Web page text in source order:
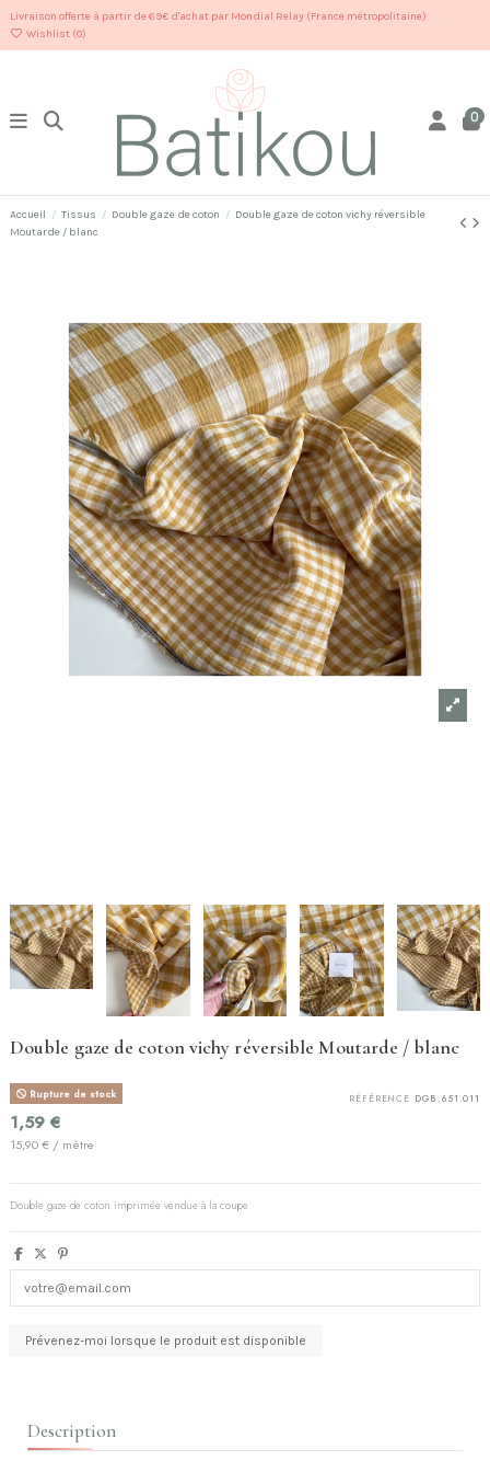
Livraison offerte à partir de 69€ d'achat par Mondial Relay (France métropolitaine)
Wishlist (0)
0
Accueil Tissus Double gaze de coton
Double gaze de coton vichy réversible
Moutarde / blanc
Double gaze de coton vichy réversible Moutarde / blanc
RÉFÉRENCE DGB.651.011
Rupture de stock
1,59 €
15,90 € / mètre
Double gaze de coton imprimée vendue à la coupe
Description